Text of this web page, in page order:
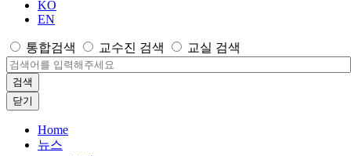
KO
EN
통합검색 교수진 검색 교실 검색
검색
닫기
Home
뉴스